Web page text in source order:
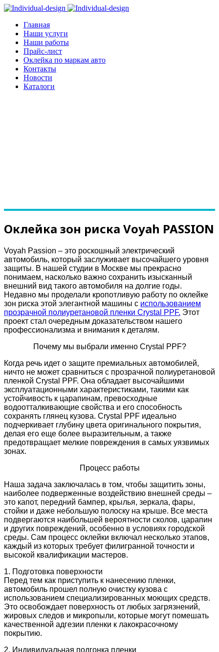
Главная
Наши услуги
Наши работы
Прайс-лист
Оклейка по маркам авто
Контакты
Новости
Каталоги
Оклейка зон риска Voyah PASSION
Voyah Passion – это роскошный электрический
автомобиль, который заслуживает высочайшего уровня
защиты. В нашей студии в Москве мы прекрасно
понимаем, насколько важно сохранить изысканный
внешний вид такого автомобиля на долгие годы.
Недавно мы проделали кропотливую работу по оклейке
зон риска этой элегантной машины с использованием
прозрачной полиуретановой пленки Crystal PPF. Этот
проект стал очередным доказательством нашего
профессионализма и внимания к деталям.
Почему мы выбрали именно Crystal PPF?
Когда речь идет о защите премиальных автомобилей,
ничто не может сравниться с прозрачной полиуретановой
пленкой Crystal PPF. Она обладает высочайшими
эксплуатационными характеристиками, такими как
устойчивость к царапинам, превосходные
водоотталкивающие свойства и его способность
сохранять глянец кузова. Crystal PPF идеально
подчеркивает глубину цвета оригинального покрытия,
делая его еще более выразительным, а также
предотвращает мелкие повреждения в самых уязвимых
зонах.
Процесс работы
Наша задача заключалась в том, чтобы защитить зоны,
наиболее подверженные воздействию внешней среды –
это капот, передний бампер, крылья, зеркала, фары,
стойки и даже небольшую полоску на крыше. Все места
подвергаются наибольшей вероятности сколов, царапин
и других повреждений, особенно в условиях городской
среды. Сам процесс оклейки включал несколько этапов,
каждый из которых требует филигранной точности и
высокой квалификации мастеров.
1. Подготовка поверхности
Перед тем как приступить к нанесению пленки,
автомобиль прошел полную очистку кузова с
использованием специализированных моющих средств.
Это освобождает поверхность от любых загрязнений,
жировых следов и микропыли, которые могут помешать
качественной адгезии пленки к лакокрасочному
покрытию.
2. Индивидуальная подгонка пленки